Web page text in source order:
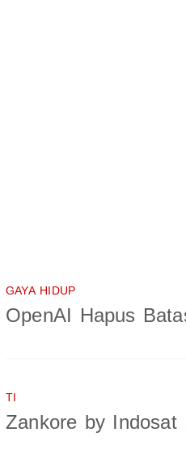
GAYA HIDUP
OpenAI Hapus
TI
Zankore by Indosat